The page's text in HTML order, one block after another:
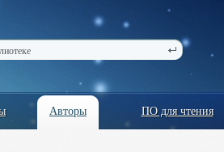
Авторы ПО для чтения